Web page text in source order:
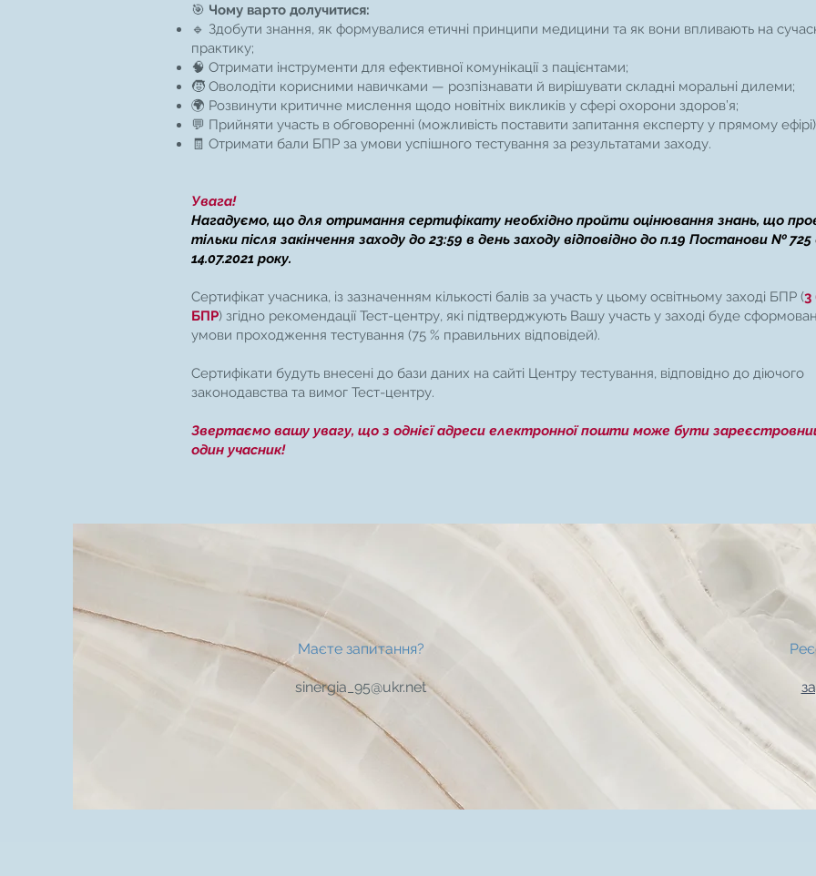
🎯 Чому варто долучитися:
🔹 Здобути знання, як формувалися етичні принципи медицини та як вони впливають на
практику;
🧠 Отримати інструменти для ефективної комунікації з пацієнтами;
🧒 Оволодіти корисними навичками — розпізнавати й вирішувати складні моральні дилеми;
🌍 Розвинути критичне мислення щодо новітніх викликів у сфері охорони здоров’я;
💬 Прийняти участь в обговоренні (можливість поставити запитання експерту у прямому
🧾 Отримати бали БПР за умови успішного тестування за результатами заходу.
Увага!
Нагадуємо, що для отримання сертифікату необхідно пройти оцінювання знань, що
тільки після закінчення заходу до 23:59 в день заходу відповідно до п.19 Постанови № 725
14.07.2021 року.
Сертифікат учасника, із зазначенням кількості балів за участь у цьому освітньому заході БПР (3
БПР) згідно рекомендації Тест-центру, які підтверджують Вашу участь у заході буде
умови проходження тестування (75 % правильних відповідей).
Сертифікати будуть внесені до бази даних на сайті Центру тестування, відповідно до діючого
законодавства та вимог Тест-центру.
Звертаємо вашу увагу, що з однієї адреси електронної пошти може бути
один учасник!
Маєте запитання?
sinergia_95@ukr.net